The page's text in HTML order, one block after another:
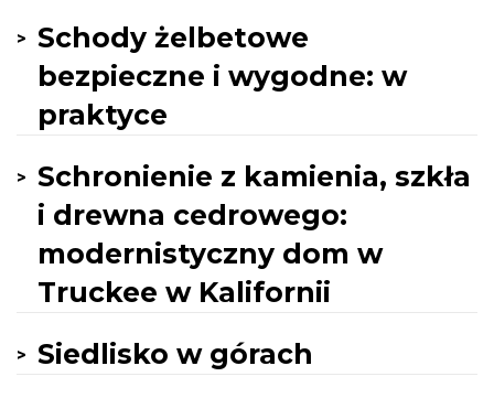
Schody żelbetowe
bezpieczne i wygodne: w
praktyce
Schronienie z kamienia, szkła
i drewna cedrowego:
modernistyczny dom w
Truckee w Kalifornii
Siedlisko w górach